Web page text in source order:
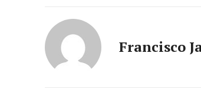
Francisco